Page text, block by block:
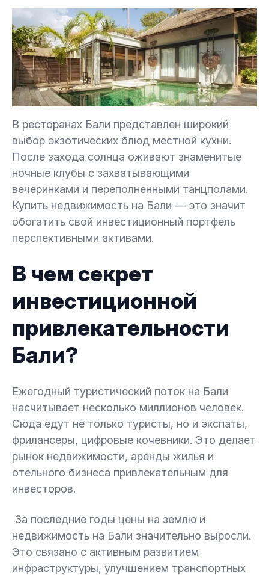
6. Способы заработка на недвижимости
7. Какие риски могут ждать инвестора?
8. Как мы помогаем с покупкой недвижимости
В ресторанах Бали представлен широкий
выбор экзотических блюд местной кухни.
После захода солнца оживают знаменитые
ночные клубы с захватывающими
вечеринками и переполненными танцполами.
Купить недвижимость на Бали — это значит
обогатить свой инвестиционный портфель
перспективными активами.
В чем секрет
инвестиционной
привлекательности
Бали?
Ежегодный туристический поток на Бали
насчитывает несколько миллионов человек.
Сюда едут не только туристы, но и экспаты,
фрилансеры, цифровые кочевники. Это делает
рынок недвижимости, аренды жилья и
отельного бизнеса привлекательным для
инвесторов.
За последние годы цены на землю и
недвижимость на Бали значительно выросли.
Это связано с активным развитием
инфраструктуры, улучшением транспортных